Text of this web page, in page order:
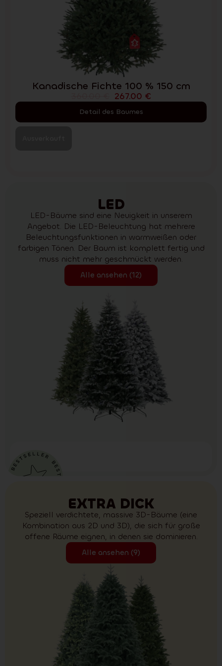
Kanadische Fichte 100 % 150 cm
267.00 €
Detail des Baumes
LED
LED-Bäume sind eine Neuigkeit in unserem
Angebot. Die LED-Beleuchtung hat mehrere
Beleuchtungsfunktionen in warmweißen oder
farbigen Tönen. Der Baum ist komplett fertig und
muss nicht mehr geschmückt werden.
Alle ansehen (12)
EXTRA DICK
Speziell verdichtete, massive 3D-Bäume (eine
Kombination aus 2D und 3D), die sich für große
offene Räume eignen, in denen sie dominieren.
Alle ansehen (9)